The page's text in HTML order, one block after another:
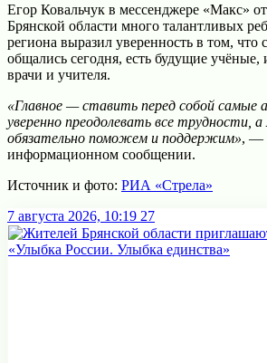
Егор Ковальчук в мессенджере «Макс»
Брянской области много талантливых
региона выразил уверенность в том, что
общались сегодня, есть будущие
врачи и учителя.
«Главное — ставить перед собой самые
уверенно преодолевать все трудности, а
обязательно поможем и поддержим», —
информационном сообщении.
Источник и фото: РИА «Стрела»
7 августа 2026, 10:19 27